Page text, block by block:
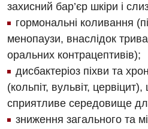
захисний бар’єр шкіри і
гормональні коливання
менопаузи, внаслідок
оральних контрацептивів);
дисбактеріоз піхви та
(кольпіт, вульвіт,
сприятливе середовище
зниження загального та